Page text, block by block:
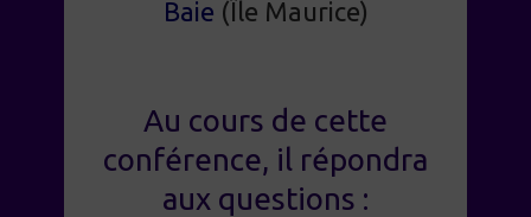
Baie (Île Maurice)
Au cours de cette
conférence, il répondra
aux questions :